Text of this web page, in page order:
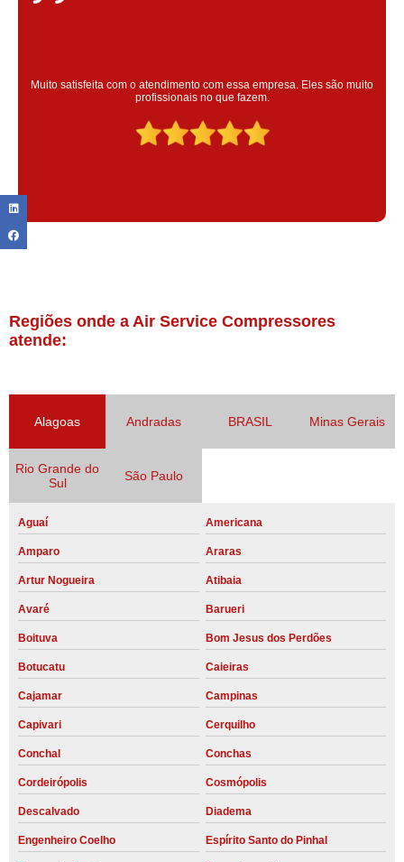
Super satisfeita com o serviço prestado, atendimento muito bom!
colaoradores educado e transparente, destaque para o colaborador
Claudinei excelente profissional!
Regiões onde a Air Service Compressores
atende:
Alagoas Andradas BRASIL Minas Gerais
Rio Grande do
Sul
São Paulo
Aguaí Americana
Amparo Araras
Artur Nogueira Atibaia
Avaré Barueri
Boituva Bom Jesus dos Perdões
Botucatu Caieiras
Cajamar Campinas
Capivari Cerquilho
Conchal Conchas
Cordeirópolis Cosmópolis
Descalvado Diadema
Engenheiro Coelho Espírito Santo do Pinhal